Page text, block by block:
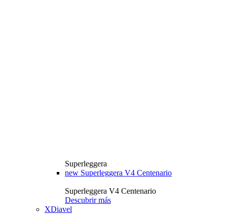
Superleggera
new Superleggera V4 Centenario
Superleggera V4 Centenario
Descubrir más
XDiavel